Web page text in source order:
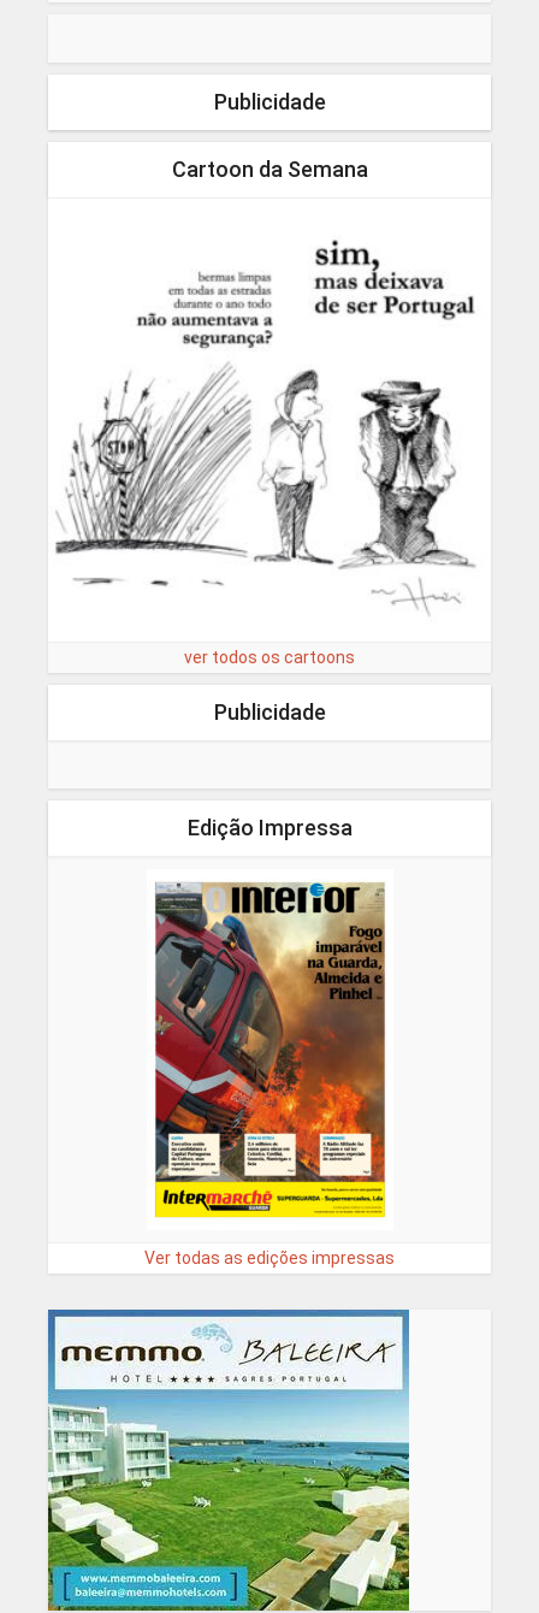
Publicidade
Cartoon da Semana
ver todos os cartoons
Publicidade
Edição Impressa
Ver todas as edições impressas